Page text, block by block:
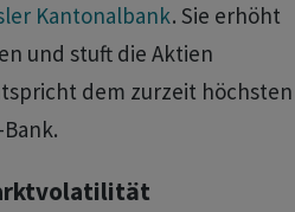
Kantonalbank. Sie erhöht
und stuft die Aktien
dem zurzeit höchsten